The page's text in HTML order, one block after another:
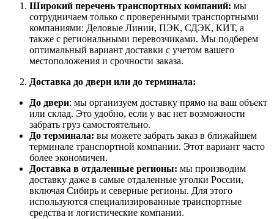
Широкий перечень транспортных компаний: мы
сотрудничаем только с проверенными транспортными
компаниями: Деловые Линии, ПЭК, СДЭК, КИТ, а
также с региональными перевозчиками. Мы подберем
оптимальный вариант доставки с учетом вашего
местоположения и срочности заказа.
Доставка до двери или до терминала:
До двери: мы организуем доставку прямо на ваш объект
или склад. Это удобно, если у вас нет возможности
забрать груз самостоятельно.
До терминала: вы можете забрать заказ в ближайшем
терминале транспортной компании. Этот вариант часто
более экономичен.
Доставка в отдаленные регионы: мы производим
доставку даже в самые отдаленные уголки России,
включая Сибирь и северные регионы. Для этого
используются специализированные транспортные
средства и логистические компании.